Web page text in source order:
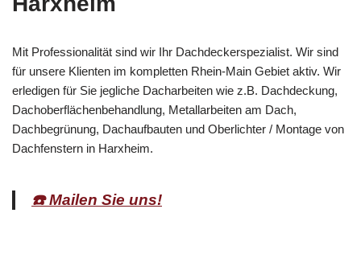
Mit Professionalität sind wir Ihr Dachdeckerspezialist. Wir sind
für unsere Klienten im kompletten Rhein-Main Gebiet aktiv. Wir
erledigen für Sie jegliche Dacharbeiten wie z.B. Dachdeckung,
Dachoberflächenbehandlung, Metallarbeiten am Dach,
Dachbegrünung, Dachaufbauten und Oberlichter / Montage von
Dachfenstern in Harxheim.
☎️ Mailen Sie uns!